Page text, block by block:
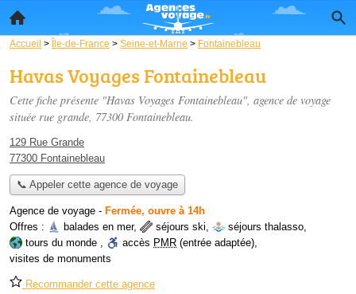
Accueil > Île-de-France > Seine-et-Marne > Fontainebleau
Havas Voyages Fontainebleau
Cette fiche présente "Havas Voyages Fontainebleau", agence de voyage
située rue grande, 77300 Fontainebleau.
129 Rue Grande
77300 Fontainebleau
📞 Appeler cette agence de voyage
Agence de voyage - Fermée, ouvre à 14h
Offres :
balades en mer, séjours ski, séjours thalasso,
tours du monde , accès PMR (entrée adaptée),
visites de monuments
Recommander cette agence